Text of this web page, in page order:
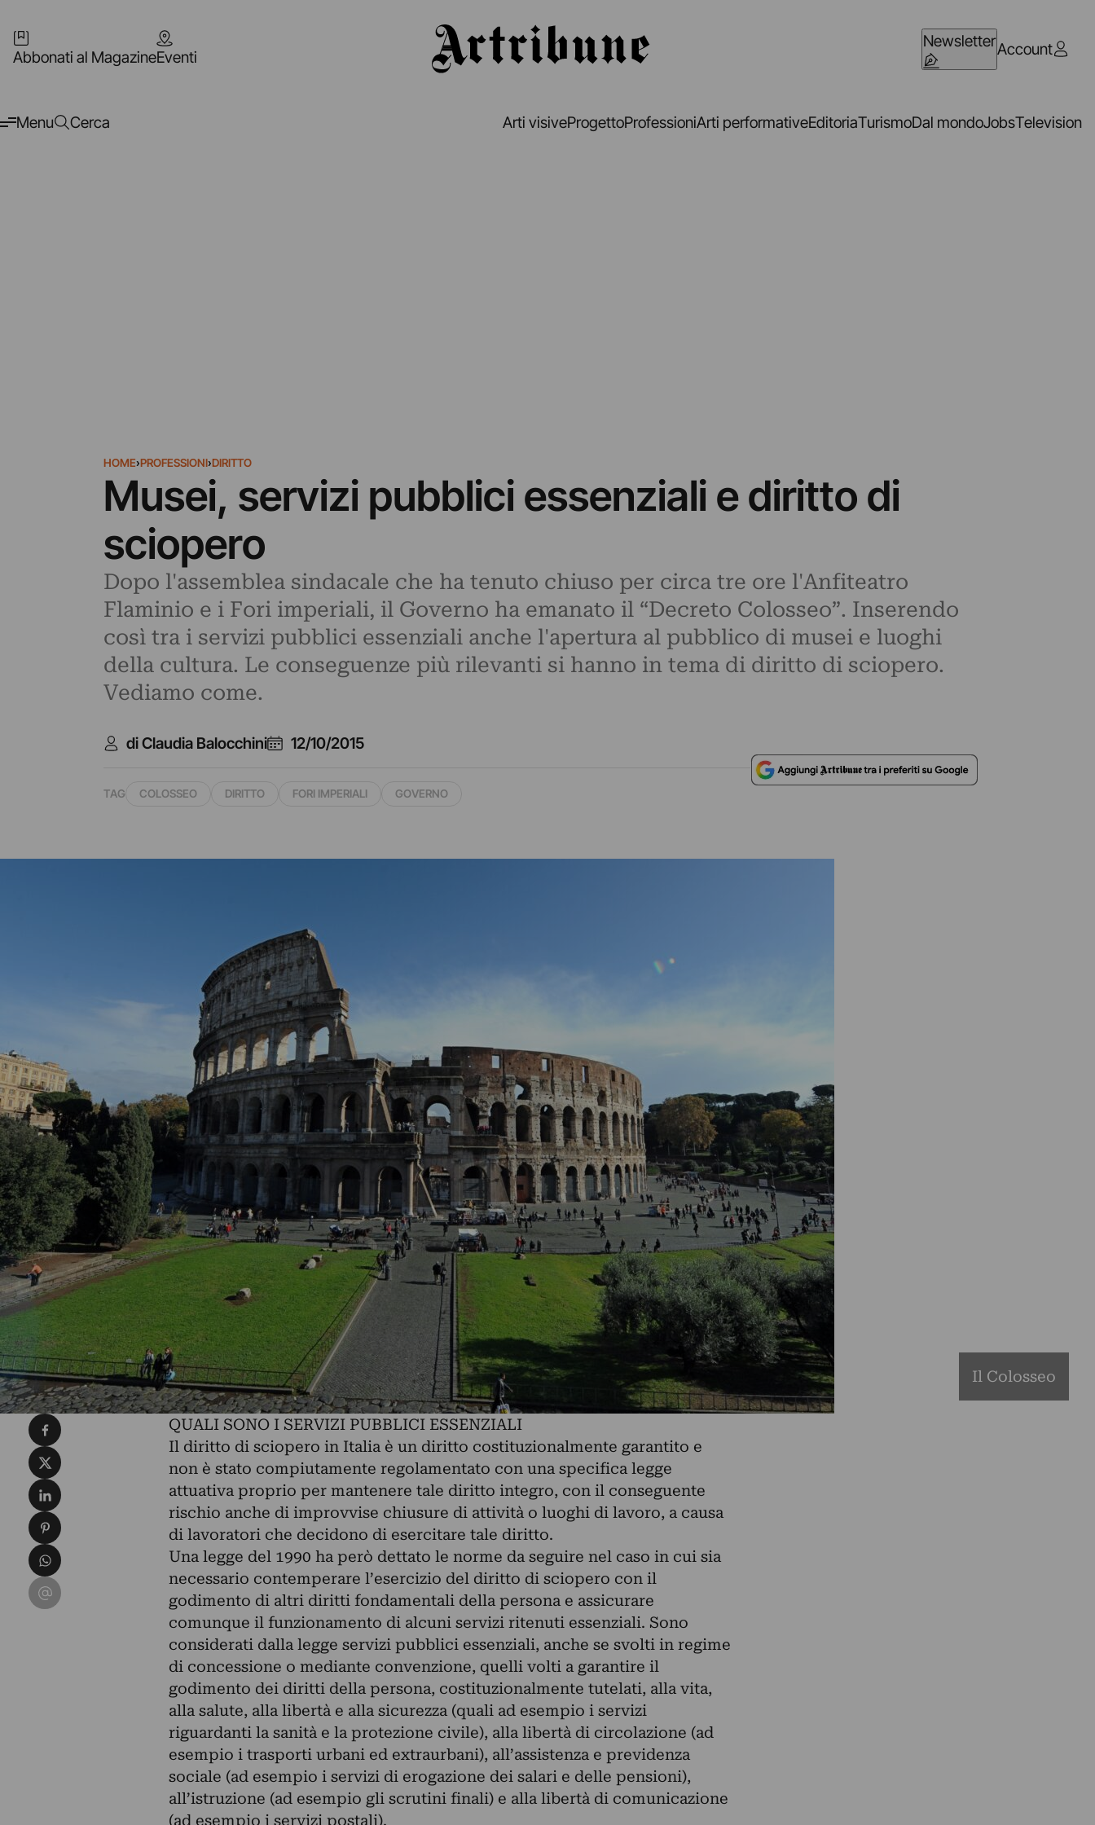
Abbonati al MagazineEventi
NewsletterAccount
Menu Cerca Arti visiveProgettoProfessioniArti performativeEditoriaTurismoDal mondoJobsTelevision
HOME›PROFESSIONI›DIRITTO
Musei, servizi pubblici essenziali e diritto di
sciopero
Dopo l'assemblea sindacale che ha tenuto chiuso per circa tre ore l'Anfiteatro
Flaminio e i Fori imperiali, il Governo ha emanato il “Decreto Colosseo”. Inserendo
così tra i servizi pubblici essenziali anche l'apertura al pubblico di musei e luoghi
della cultura. Le conseguenze più rilevanti si hanno in tema di diritto di sciopero.
Vediamo come.
di Claudia Balocchini 12/10/2015
TAG COLOSSEO DIRITTO FORI IMPERIALI GOVERNO
Il Colosseo
QUALI SONO I SERVIZI PUBBLICI ESSENZIALI
Il diritto di sciopero in Italia è un diritto costituzionalmente garantito e
non è stato compiutamente regolamentato con una specifica legge
attuativa proprio per mantenere tale diritto integro, con il conseguente
rischio anche di improvvise chiusure di attività o luoghi di lavoro, a causa
di lavoratori che decidono di esercitare tale diritto.
Una legge del 1990 ha però dettato le norme da seguire nel caso in cui sia
necessario contemperare l’esercizio del diritto di sciopero con il
godimento di altri diritti fondamentali della persona e assicurare
comunque il funzionamento di alcuni servizi ritenuti essenziali. Sono
considerati dalla legge servizi pubblici essenziali, anche se svolti in regime
di concessione o mediante convenzione, quelli volti a garantire il
godimento dei diritti della persona, costituzionalmente tutelati, alla vita,
alla salute, alla libertà e alla sicurezza (quali ad esempio i servizi
riguardanti la sanità e la protezione civile), alla libertà di circolazione (ad
esempio i trasporti urbani ed extraurbani), all’assistenza e previdenza
sociale (ad esempio i servizi di erogazione dei salari e delle pensioni),
all’istruzione (ad esempio gli scrutini finali) e alla libertà di comunicazione
(ad esempio i servizi postali).
Condividi su Facebook
Condividi su X
Condividi su LinkedIn
Condividi su Pinterest
Condividi su WhatsApp
Condividi su Email